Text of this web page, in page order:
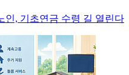
인, 기초연금 수령 길 열린다